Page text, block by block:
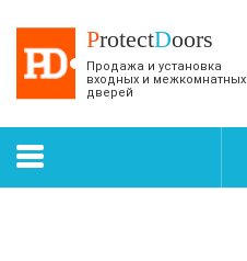
ProtectDoors
Продажа и установка
входных и межкомнатных
дверей